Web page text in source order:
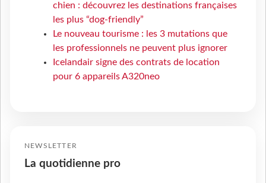
chien : découvrez les destinations françaises
les plus “dog-friendly”
Le nouveau tourisme : les 3 mutations que
les professionnels ne peuvent plus ignorer
Icelandair signe des contrats de location
pour 6 appareils A320neo
NEWSLETTER
La quotidienne pro